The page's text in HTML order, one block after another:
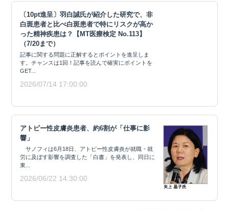
〔10pt進呈〕羽白誠氏が紹介した研究で、非
白斑患者と比べ白斑患者で特にリスクが高か
った精神疾患は？【MT医療検定 No.113】
（7/20まで）
記事に関する問題に正解するとポイントを進呈しま
す。チャンスは1回！記事を読んで確実にポイントを
GET...
2026/07/14 17:00:00
アトピー性皮膚炎患者、約6割が「仕事に影
響」
サノフィは6月18日、アトピー性皮膚炎が就職・就
労に及ぼす影響を調査した「白書」を発表し、同日に
東...
2026/06/22 14:30:00